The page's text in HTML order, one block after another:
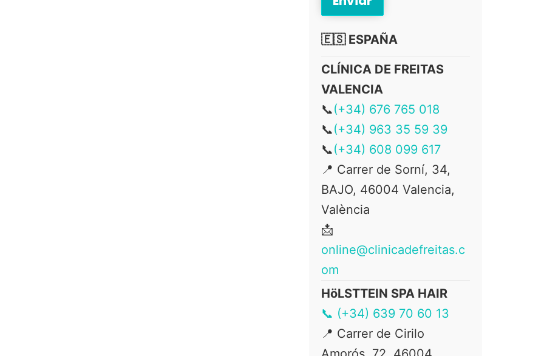
🇪🇸 ESPAÑA
CLÍNICA DE FREITAS
VALENCIA
📞(+34) 676 765 018
📞(+34) 963 35 59 39
📞(+34) 608 099 617
📍 Carrer de Sorní, 34,
BAJO, 46004 Valencia,
València
📩
online@clinicadefreitas.c
om
HöLSTTEIN SPA HAIR
📞 (+34) 639 70 60 13
📍 Carrer de Cirilo